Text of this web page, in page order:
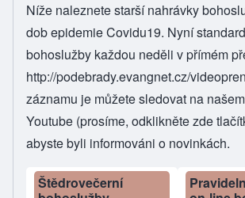
Níže naleznete starší nahrávky
dob epidemie Covidu19. Nyní
bohoslužby každou neděli v přímém
http://podebrady.evangnet.cz/
záznamu je můžete sledovat na
Youtube (prosíme, odklikněte zde
abyste byli informováni o novinkách.
Štědrovečerní